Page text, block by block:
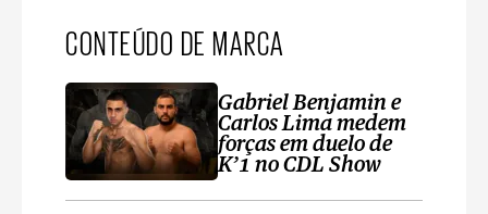
CONTEÚDO DE MARCA
Gabriel Benjamin e
Carlos Lima medem
forças em duelo de
K’1 no CDL Show